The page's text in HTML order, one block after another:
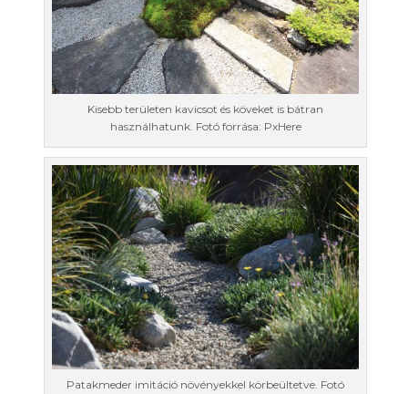
Kisebb területen kavicsot és köveket is bátran
használhatunk. Fotó forrása: PxHere
Patakmeder imitáció növényekkel körbeültetve. Fotó